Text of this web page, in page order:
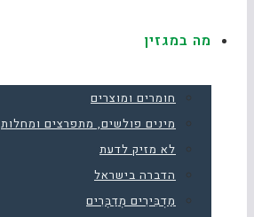
מה במגזין
חומרים ומוצרים
מינים פולשים, מתפרצים ומחלות
לא מזיק לדעת
הדברה בישראל
מַדְבִּירִים מְדַבְּרִים